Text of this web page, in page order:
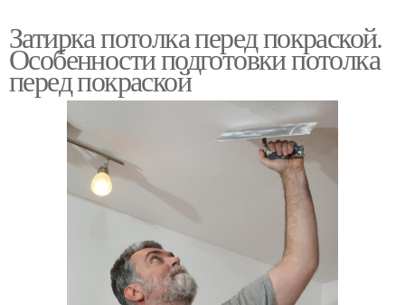
Затирка потолка перед покраской.
Особенности подготовки потолка
перед покраской